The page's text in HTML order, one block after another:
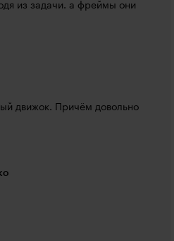
из задачи. а фреймы они
движок. Причём довольно